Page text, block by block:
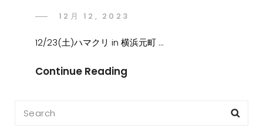
12月 12, 2023
12/23(土)ハマクリ in 横浜元町 …
Continue Reading